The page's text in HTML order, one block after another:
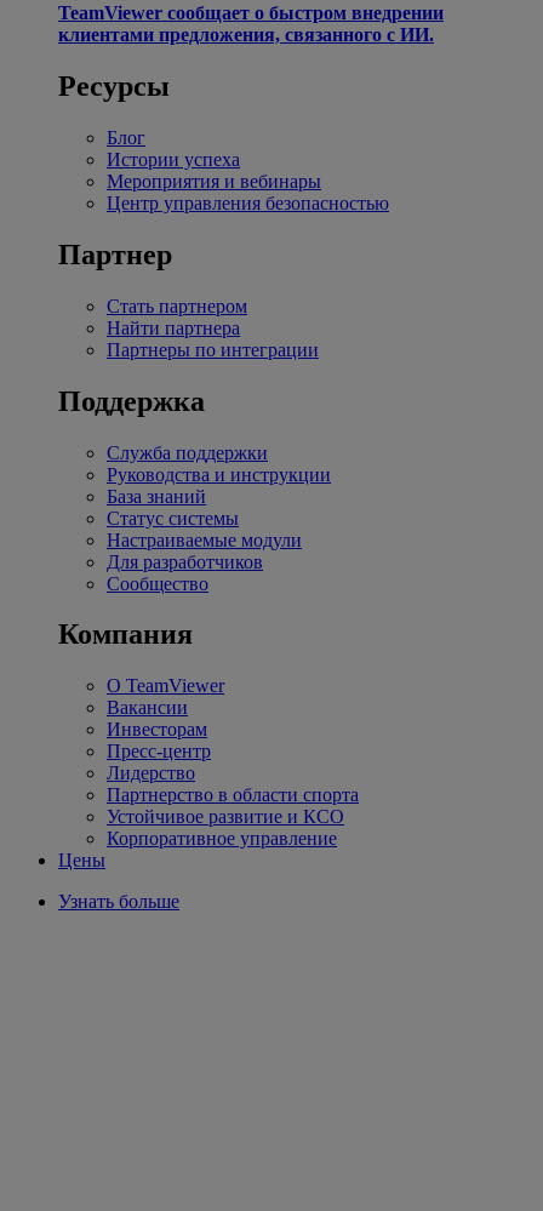
TeamViewer сообщает о быстром внедрении
клиентами предложения, связанного с ИИ.
Ресурсы
Блог
Истории успеха
Мероприятия и вебинары
Центр управления безопасностью
Партнер
Стать партнером
Найти партнера
Партнеры по интеграции
Поддержка
Служба поддержки
Руководства и инструкции
База знаний
Статус системы
Настраиваемые модули
Для разработчиков
Сообщество
Компания
О TeamViewer
Вакансии
Инвесторам
Пресс-центр
Лидерство
Партнерство в области спорта
Устойчивое развитие и КСО
Корпоративное управление
Цены
Узнать больше